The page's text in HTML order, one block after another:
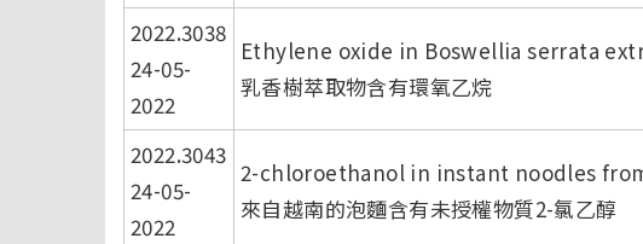
2022.3038
24-05-
2022
Ethylene oxide in Boswellia serrata
乳香樹萃取物含有環氧乙烷
2022.3043
24-05-
2022
2-chloroethanol in instant noodles
來自越南的泡麵含有未授權物質2-氯乙醇